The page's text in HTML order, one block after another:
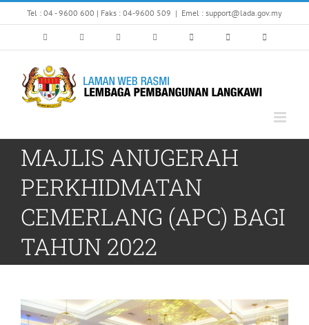
to
Tel : 04 - 9600 600 | Faks : 04-9600 509 | Emel : support@lada.gov.my
MAJLIS ANUGERAH
PERKHIDMATAN
CEMERLANG (APC) BAGI
TAHUN 2022